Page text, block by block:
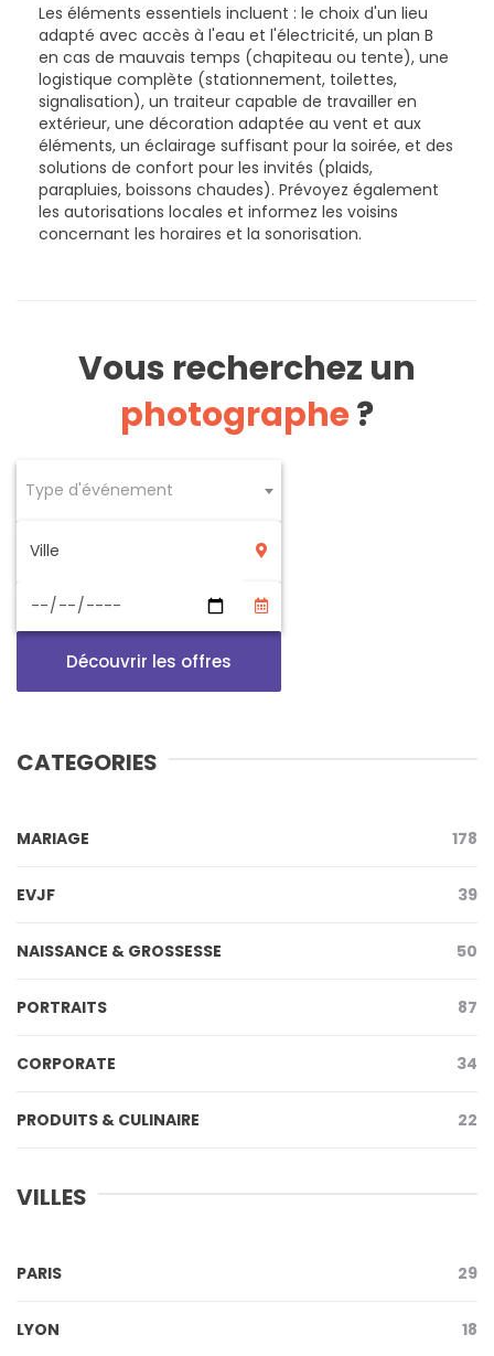
Les éléments essentiels incluent : le choix d'un lieu
adapté avec accès à l'eau et l'électricité, un plan B
en cas de mauvais temps (chapiteau ou tente), une
logistique complète (stationnement, toilettes,
signalisation), un traiteur capable de travailler en
extérieur, une décoration adaptée au vent et aux
éléments, un éclairage suffisant pour la soirée, et des
solutions de confort pour les invités (plaids,
parapluies, boissons chaudes). Prévoyez également
les autorisations locales et informez les voisins
concernant les horaires et la sonorisation.
Vous recherchez un
photographe?
Type d'événement
Découvrir les offres
CATEGORIES
MARIAGE 178
EVJF 39
NAISSANCE & GROSSESSE 50
PORTRAITS 87
CORPORATE 34
PRODUITS & CULINAIRE 22
VILLES
PARIS 29
LYON 18